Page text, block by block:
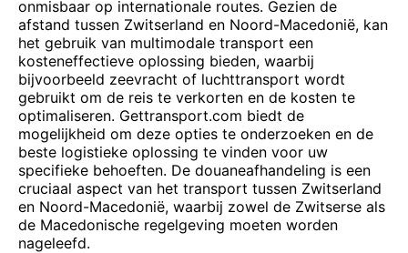
onmisbaar op internationale routes. Gezien de
afstand tussen Zwitserland en Noord-Macedonië, kan
het gebruik van multimodale transport een
kosteneffectieve oplossing bieden, waarbij
bijvoorbeeld zeevracht of luchttransport wordt
gebruikt om de reis te verkorten en de kosten te
optimaliseren. Gettransport.com biedt de
mogelijkheid om deze opties te onderzoeken en de
beste logistieke oplossing te vinden voor uw
specifieke behoeften. De douaneafhandeling is een
cruciaal aspect van het transport tussen Zwitserland
en Noord-Macedonië, waarbij zowel de Zwitserse als
de Macedonische regelgeving moeten worden
nageleefd.